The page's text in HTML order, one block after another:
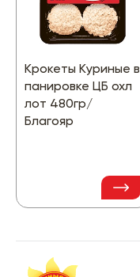
Крокеты Куриные в
панировке ЦБ охл
лот 480гр/
Благояр